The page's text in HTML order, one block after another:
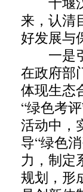
来，认清
好发展与
一是引
在政府部
体现生态
“绿色考
活动中，
导“绿色
力，制定
规划，形